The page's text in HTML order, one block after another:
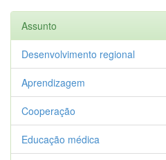
Assunto
Desenvolvimento regional
Aprendizagem
Cooperação
Educação médica